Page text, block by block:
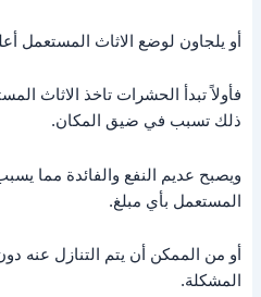
أو يلجاون لوضع الاثاث المستعمل
فأولاً تبدأ الحشرات تاخذ الاثاث
ذلك تسبب في ضيق المكان.
ويصبح عديم النفع والفائدة مما
المستعمل بأي مبلغ.
أو من الممكن أن يتم التنازل عنه
المشكلة.